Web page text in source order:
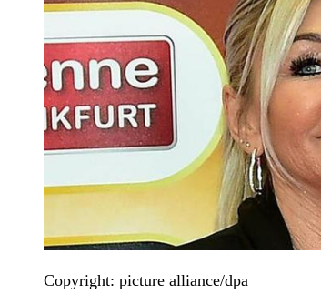
Copyright: picture alliance/dpa